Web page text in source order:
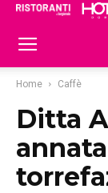
Home Caffè
Ditta